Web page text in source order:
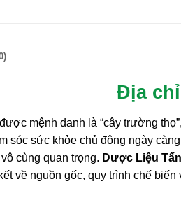
Địa
mệnh danh là “cây trường
sóc sức khỏe chủ động ngày
cùng quan trọng. Dược Liệu
về nguồn gốc, quy trình chế